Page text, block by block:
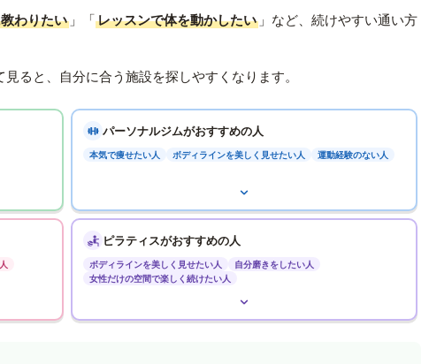
わりたい 」「レッスンで体を動かしたい 」など、続けやすい通い方
見ると、自分に合う施設を探しやすくなります。
パーソナルジムがおすすめの人
本気で痩せたい人 ボディラインを美しく見せたい人 運動経験のない人
ピラティスがおすすめの人
ボディラインを美しく見せたい人
自分磨きをしたい人
女性だけの空間で楽しく続けたい人